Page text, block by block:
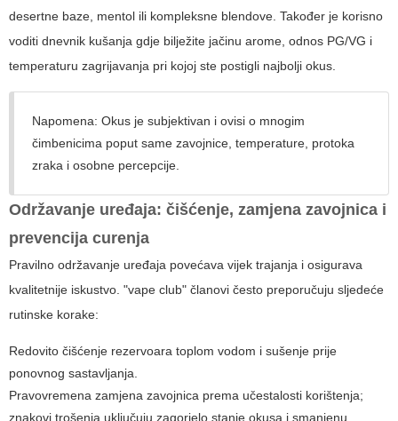
desertne baze, mentol ili kompleksne blendove. Također je korisno
voditi dnevnik kušanja gdje bilježite jačinu arome, odnos PG/VG i
temperaturu zagrijavanja pri kojoj ste postigli najbolji okus.
Napomena: Okus je subjektivan i ovisi o mnogim
čimbenicima poput same zavojnice, temperature, protoka
zraka i osobne percepcije.
Održavanje uređaja: čišćenje, zamjena zavojnica i
prevencija curenja
Pravilno održavanje uređaja povećava vijek trajanja i osigurava
kvalitetnije iskustvo. "vape club" članovi često preporučuju sljedeće
rutinske korake:
Redovito čišćenje rezervoara toplom vodom i sušenje prije
ponovnog sastavljanja.
Pravovremena zamjena zavojnica prema učestalosti korištenja;
znakovi trošenja uključuju zagorjelo stanje okusa i smanjenu